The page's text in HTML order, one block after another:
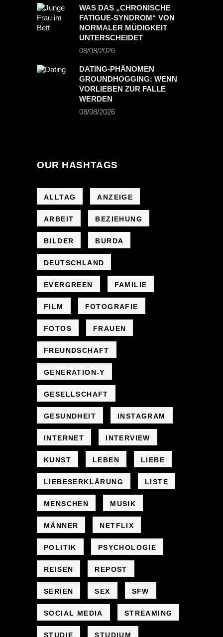
WAS DAS „CHRONISCHE
FATIGUE-SYNDROM“ VON
NORMALER MÜDIGKEIT
UNTERSCHEIDET
08/08/2026
DATING-PHÄNOMEN
GROUNDHOGGING: WENN
VORLIEBEN ZUR FALLE
WERDEN
08/08/2026
OUR HASHTAGS
ALLTAG ANZEIGE
ARBEIT BEZIEHUNG
BILDER BURDA
DEUTSCHLAND
EVERGREEN FAMILIE
FILM FOTOGRAFIE
FOTOS FRAUEN
FREUNDSCHAFT
GENERATION-Y
GESELLSCHAFT
GESUNDHEIT INSTAGRAM
INTERNET INTERVIEW
KUNST LEBEN LIEBE
LIEBESERKLÄRUNG LISTE
MENSCHEN MUSIK
MÄNNER NETFLIX
POLITIK PSYCHOLOGIE
REISEN REPOST
SERIEN SEX SFW
SOCIAL MEDIA STREAMING
STUDIE STUDIUM